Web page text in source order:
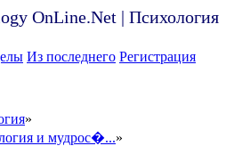
OnLine.Net | Психология
Из последнего Регистрация
и мудрос�...